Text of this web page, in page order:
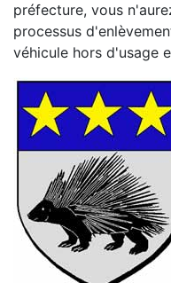
préfecture, vous
processus
véhicule hors d'usage